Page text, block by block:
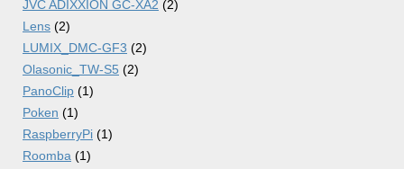
JVC ADIXXION GC-XA2 (2)
Lens (2)
LUMIX_DMC-GF3 (2)
Olasonic_TW-S5 (2)
PanoClip (1)
Poken (1)
RaspberryPi (1)
Roomba (1)